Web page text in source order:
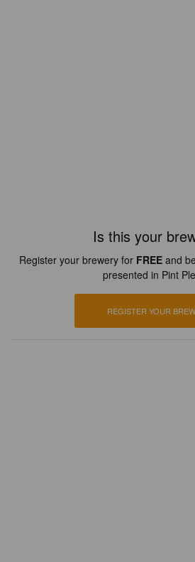
Is this your
Register your brewery for FREE and
presented in Pint
REGISTER YOUR